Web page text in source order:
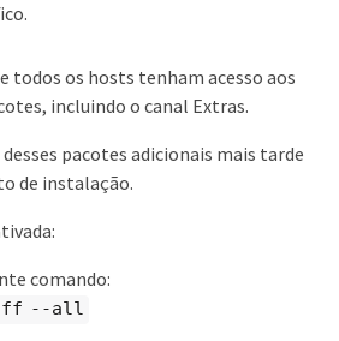
todos os hosts tenham acesso aos
incluindo o canal Extras.
pacotes adicionais mais tarde
de instalação.
comando:
--all